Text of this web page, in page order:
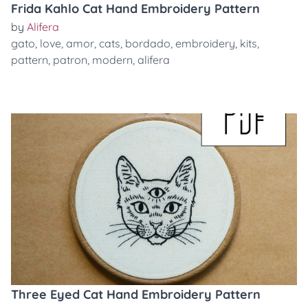
Frida Kahlo Cat Hand Embroidery Pattern
by Alifera
gato, love, amor, cats, bordado, embroidery, kits,
pattern, patron, modern, alifera
Three Eyed Cat Hand Embroidery Pattern